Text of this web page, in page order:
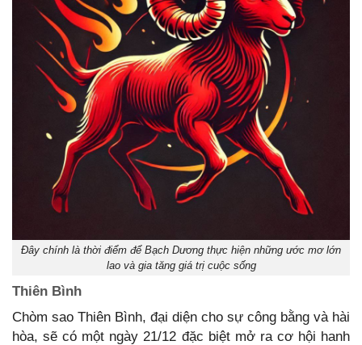
Đây chính là thời điểm để Bạch Dương thực hiện những ước mơ lớn
lao và gia tăng giá trị cuộc sống
Thiên Bình
Chòm sao Thiên Bình, đại diện cho sự công bằng và hài
hòa, sẽ có một ngày 21/12 đặc biệt mở ra cơ hội hanh